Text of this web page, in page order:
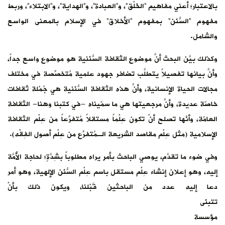
وربط
الواسع
واسع جداً،
في مختلف
جُمْلة ثقافات
الثقافة
الثقافة
الفِقْه).
الأُمَّة
وهو أمر
ذلك بأنْ